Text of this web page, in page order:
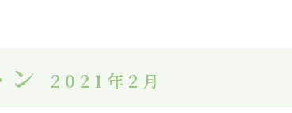
2021年2月